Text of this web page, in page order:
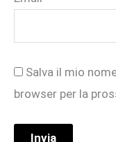
Salva il mio
browser per la